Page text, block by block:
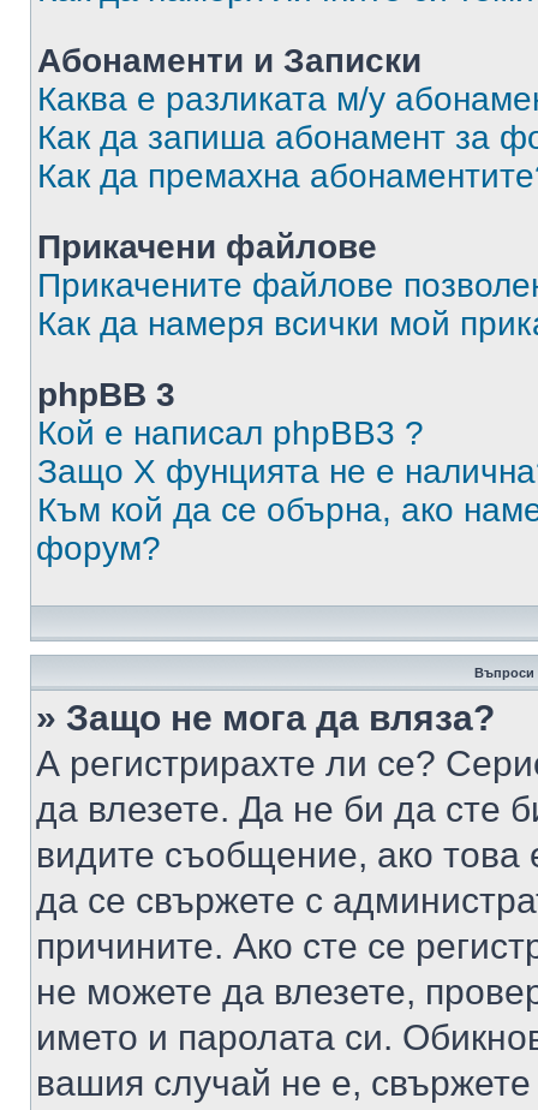
Абонаменти и Записки
Каква е разликата м/у
Как да запиша абонамент за
Как да премахна
Прикачени файлове
Прикачените файлове
Как да намеря всички мой
phpBB 3
Кой е написал phpBB3 ?
Защо X фунцията не е
Към кой да се обърна, ако
форум?
Въпроси
» Защо не мога да вляза?
А регистрирахте ли се?
да влезете. Да не би да сте
видите съобщение, ако това
да се свържете с
причините. Ако сте се
не можете да влезете,
името и паролата си.
вашия случай не е,